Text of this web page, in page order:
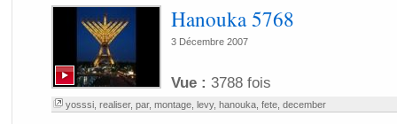
Hanouka 5768
3 Décembre 2007
Vue : 3788 fois
yosssi, realiser, par, montage, levy, hanouka, fete, december